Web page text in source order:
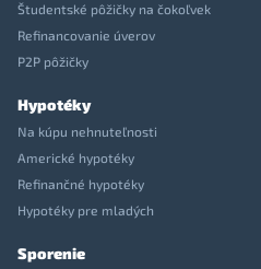
Študentské pôžičky na čokoľvek
Refinancovanie úverov
P2P pôžičky
Hypotéky
Na kúpu nehnuteľnosti
Americké hypotéky
Refinančné hypotéky
Hypotéky pre mladých
Sporenie